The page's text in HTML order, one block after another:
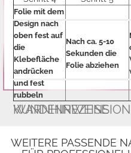
Folie mit dem
Design nach
oben fest auf
die
Klebefläche
andrücken
und fest
rubbeln
Nach ca. 5-10
Sekunden die
Folie abziehen
WARNHINWEISE
WEITERE PASSENDE